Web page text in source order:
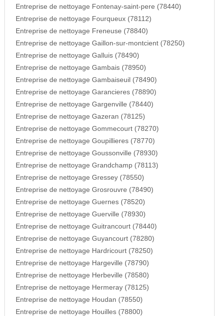
Entreprise de nettoyage Fontenay-saint-pere (78440)
Entreprise de nettoyage Fourqueux (78112)
Entreprise de nettoyage Freneuse (78840)
Entreprise de nettoyage Gaillon-sur-montcient (78250)
Entreprise de nettoyage Galluis (78490)
Entreprise de nettoyage Gambais (78950)
Entreprise de nettoyage Gambaiseuil (78490)
Entreprise de nettoyage Garancieres (78890)
Entreprise de nettoyage Gargenville (78440)
Entreprise de nettoyage Gazeran (78125)
Entreprise de nettoyage Gommecourt (78270)
Entreprise de nettoyage Goupillieres (78770)
Entreprise de nettoyage Goussonville (78930)
Entreprise de nettoyage Grandchamp (78113)
Entreprise de nettoyage Gressey (78550)
Entreprise de nettoyage Grosrouvre (78490)
Entreprise de nettoyage Guernes (78520)
Entreprise de nettoyage Guerville (78930)
Entreprise de nettoyage Guitrancourt (78440)
Entreprise de nettoyage Guyancourt (78280)
Entreprise de nettoyage Hardricourt (78250)
Entreprise de nettoyage Hargeville (78790)
Entreprise de nettoyage Herbeville (78580)
Entreprise de nettoyage Hermeray (78125)
Entreprise de nettoyage Houdan (78550)
Entreprise de nettoyage Houilles (78800)